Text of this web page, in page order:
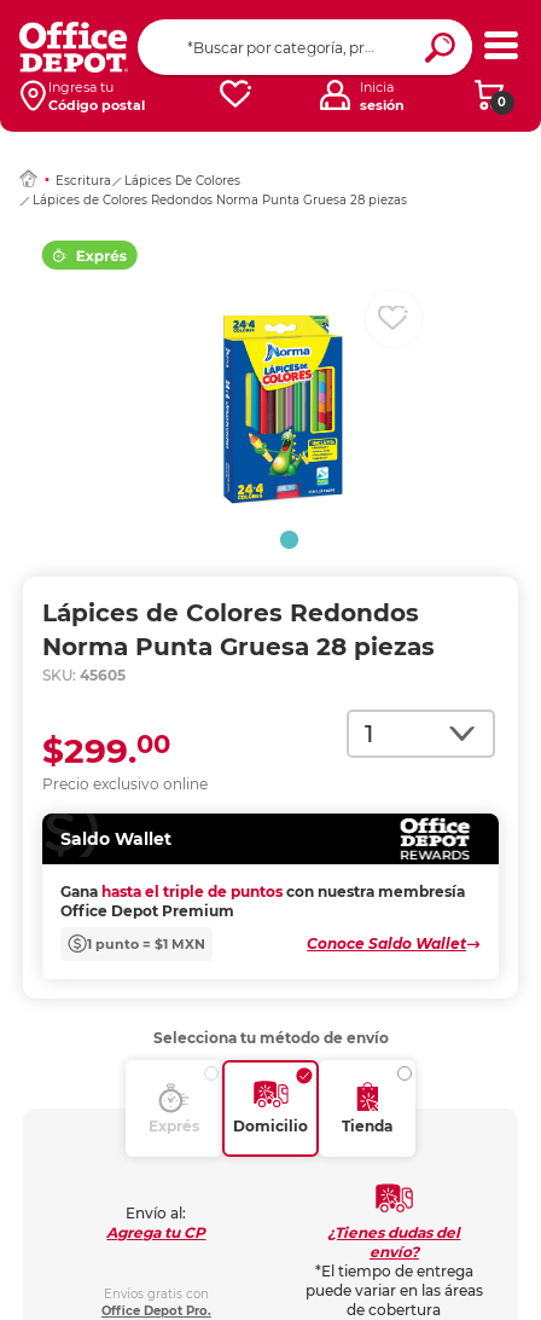
Ingresa tu
Código postal
0
Inicia
sesión
Escritura
Lápices De Colores
Lápices de Colores Redondos Norma Punta Gruesa 28 piezas
Lápices de Colores Redondos
Norma Punta Gruesa 28 piezas
SKU: 45605
Cantidad
Precio exclusivo online
$299.00
Saldo Wallet
Gana hasta el triple de puntos con nuestra membresía
Office Depot Premium
1 punto = $1 MXN Conoce Saldo Wallet
Ingresar Codigo
Selecciona tu método de envío
Exprés Domicilio Tienda
Envío al:
Agrega tu CP
Envíos gratis con
Office Depot Pro.
¿Tienes dudas del
envío?
*El tiempo de entrega
puede variar en las áreas
de cobertura